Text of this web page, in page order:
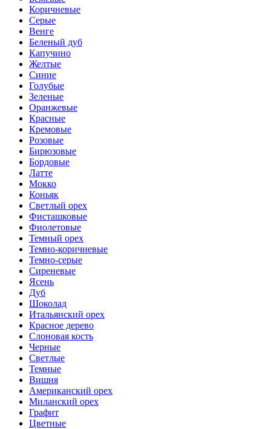
Коричневые
Серые
Венге
Беленый дуб
Капучино
Желтые
Синие
Голубые
Зеленые
Оранжевые
Красные
Кремовые
Розовые
Бирюзовые
Бордовые
Латте
Мокко
Коньяк
Светлый орех
Фисташковые
Фиолетовые
Темный орех
Темно-коричневые
Темно-серые
Сиреневые
Ясень
Дуб
Шоколад
Итальянский орех
Красное дерево
Слоновая кость
Черные
Светлые
Темные
Вишня
Американский орех
Миланский орех
Графит
Цветные